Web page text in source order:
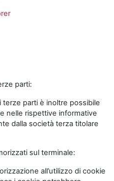
parti:
parti è inoltre possibile
nelle rispettive informative
dalla società terza titolare
sul terminale:
all’utilizzo di cookie